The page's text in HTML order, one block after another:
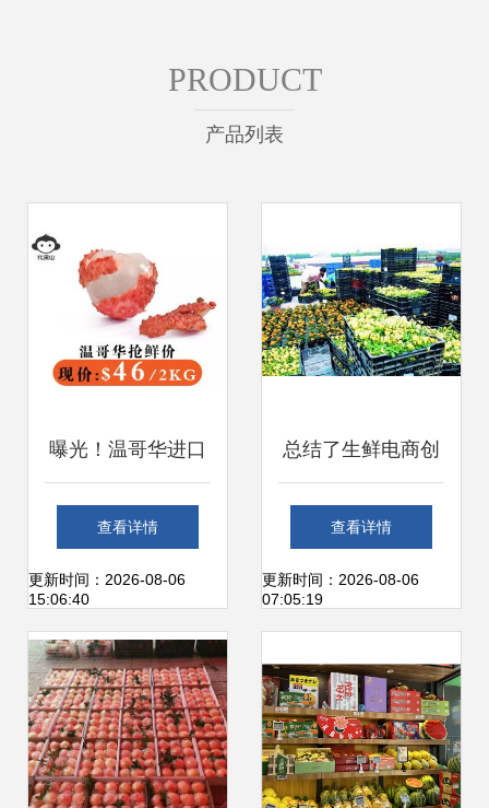
PRODUCT
产品列表
曝光！温哥华进口
水果商暗藏的差价
黑洞 日销千盒的珍
珠小蜜柚仅
$3.99，新鲜猫山
王榴莲3折起售
查看详情
更新时间：2026-08-06
15:06:40
总结了生鲜电商创
业失败的几大原因
千万不要重蹈覆辙
查看详情
更新时间：2026-08-06
07:05:19